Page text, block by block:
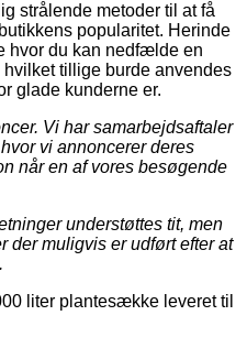
strålende metoder til at få
popularitet. Herinde
hvor du kan nedfælde en
tillige burde anvendes
glade kunderne er.
Vi har samarbejdsaftaler
vi annoncerer deres
når en af vores besøgende
understøttes tit, men
der muligvis er udført efter at
liter plantesække leveret til